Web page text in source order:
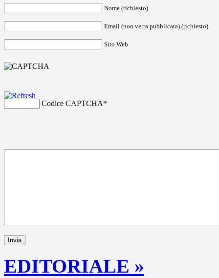
Nome (richiesto)
Email (non verra pubblicata) (richiesto)
Sito Web
Codice CAPTCHA*
EDITORIALE »